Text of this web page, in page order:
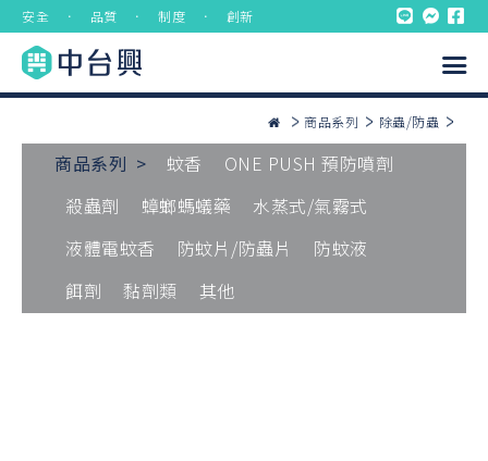
安全 ． 品質 ． 制度 ． 創新
商品系列 除蟲/防蟲
商品系列 > 蚊香
ONE PUSH 預防噴劑
殺蟲劑
蟑螂螞蟻藥
水蒸式/氣霧式
液體電蚊香
防蚊片/防蟲片
防蚊液
餌劑
黏劑類 其他